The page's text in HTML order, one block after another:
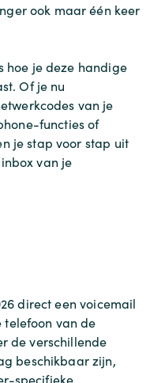
ook maar één keer
hoe je deze handige
Of je nu
van je
functies of
je stap voor stap uit
van je
direct een voicemail
telefoon van de
de verschillende
beschikbaar zijn,
specifieke